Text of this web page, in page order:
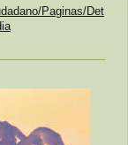
Paginas/Det